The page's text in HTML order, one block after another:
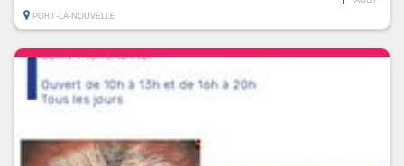
PORT-LA-NOUVELLE